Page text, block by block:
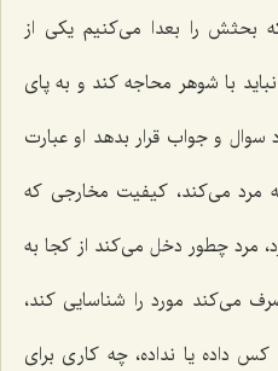
بحثش را بعدا می‌کنیم یکی از
با شوهر محاجه کند و به پای
سوال و جواب قرار بدهد او عبارت
می‌کند، کیفیت مخارجی که
مرد چطور دخل می‌کند از کجا به
می‌کند مورد را شناسایی کند،
داده یا نداده، چه کاری برای